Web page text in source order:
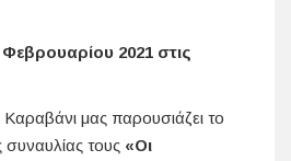
2021 στις
μας παρουσιάζει το
συναυλίας τους «Οι